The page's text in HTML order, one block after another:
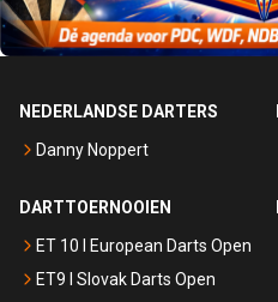
NEDERLANDSE DARTERS
Danny Noppert
DARTTOERNOOIEN
ET 10 I European Darts Open
ET9 I Slovak Darts Open